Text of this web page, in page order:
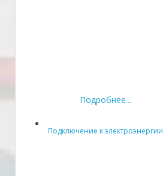
Подробнее...
Подключение к электроэнергии